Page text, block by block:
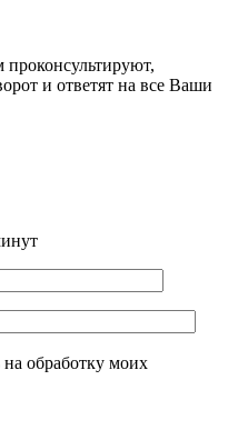
и ответят на все Ваши
обработку моих